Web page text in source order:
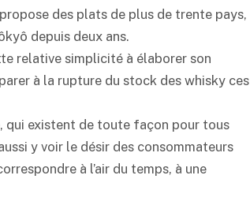
des plats de plus de trente pays,
depuis deux ans.
relative simplicité à élaborer son
à la rupture du stock des whisky ces
qui existent de toute façon pour tous
y voir le désir des consommateurs
à l’air du temps, à une